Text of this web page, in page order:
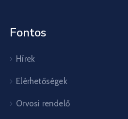
Fontos
Hírek
Elérhetőségek
Orvosi rendelő